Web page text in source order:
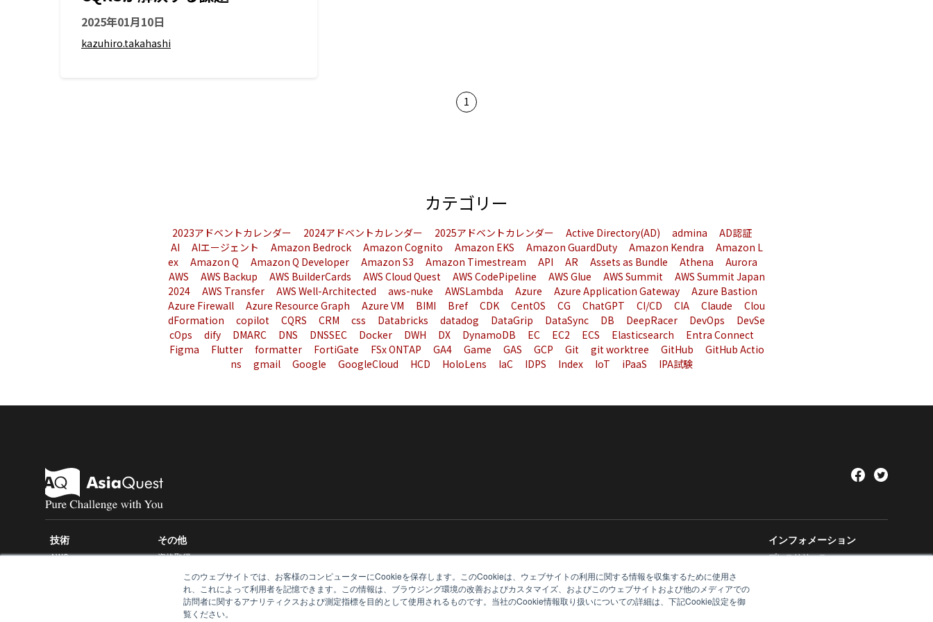
このウェブサイトでは、お客様のコンピューターにCookieを保存します。このCookieは、ウェブサイトの利用に関する情報を収集するために使用さ
れ、これによって利用者を記憶できます。この情報は、ブラウジング環境の改善およびカスタマイズ、およびこのウェブサイトおよび他のメディアでの
訪問者に関するアナリティクスおよび測定指標を目的として使用されるものです。当社のCookie情報取り扱いについての詳細は、下記Cookie設定を御
覧ください。
2025年01月10日
kazuhiro.takahashi
1
カテゴリー
2023アドベントカレンダー 2024アドベントカレンダー 2025アドベントカレンダー Active Directory(AD) admina
AD認証
AI
AIエージェント Amazon Bedrock Amazon Cognito Amazon EKS Amazon GuardDuty Amazon Kendra
Amazon L
ex
Amazon Q Amazon Q Developer Amazon S3 Amazon Timestream API AR Assets as Bundle Athena
Aurora
AWS
AWS Backup AWS BuilderCards AWS Cloud Quest AWS CodePipeline AWS Glue AWS Summit
AWS Summit Japan
2024
AWS Transfer AWS Well-Architected aws-nuke AWSLambda Azure Azure Application Gateway
Azure Bastion
Azure Firewall
Azure Resource Graph Azure VM BIMI Bref CDK CentOS CG ChatGPT CI/CD CIA Claude
Clou
dFormation
copilot CQRS CRM css Databricks datadog DataGrip DataSync DB DeepRacer DevOps
DevSe
cOps
dify DMARC DNS DNSSEC Docker DWH DX DynamoDB EC EC2 ECS Elasticsearch
Entra Connect
Figma
Flutter formatter FortiGate FSx ONTAP GA4 Game GAS GCP Git git worktree GitHub
GitHub Actio
ns
gmail Google GoogleCloud HCD HoloLens IaC IDPS Index IoT iPaaS IPA試験
技術
AWS
その他
資格取得
セキュリティ
インフォメーション
プレスリリース